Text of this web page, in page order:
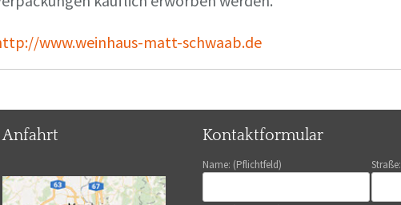
www.weinhaus-matt-schwaab.de
Anfahrt Kontaktformular
Name: (Pflichtfeld) Straße: